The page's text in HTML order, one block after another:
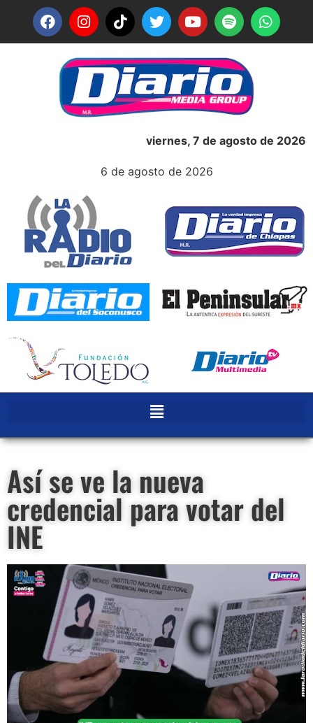
viernes, 7 de agosto de 2026
6 de agosto de 2026
Así se ve la nueva
credencial para votar del
INE